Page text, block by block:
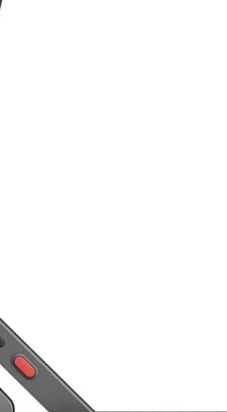
può essere inserito anche in piccoli spazi.
lo rende facilmente integrabile a qualunque
di retrofit su impianti fotovoltaici esistenti oppure
FIAMM RES è la soluzione che consente di
sprechi, riducendo i costi delle bollette e con la
l’energia della rete e quando metterla da parte